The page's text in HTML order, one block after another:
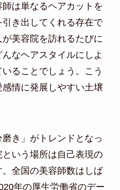
は単なるヘアカットを
き出してくれる存在で
美容院を訪れるたびに
なヘアスタイルにしよ
ることでしょう。こう
情に発展しやすい土壌
き」がトレンドとなっ
いう場所は自己表現の
全国の美容師数はしば
年の厚生労働省のデー